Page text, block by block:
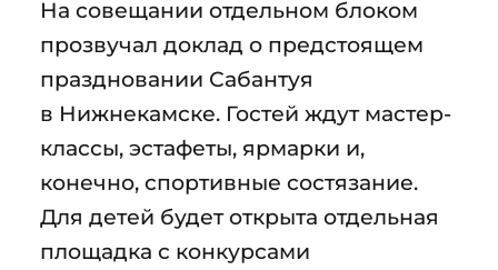
На совещании отдельном блоком
прозвучал доклад о предстоящем
праздновании Сабантуя
в Нижнекамске. Гостей ждут мастер-
классы, эстафеты, ярмарки и,
конечно, спортивные состязание.
Для детей будет открыта отдельная
площадка с конкурсами